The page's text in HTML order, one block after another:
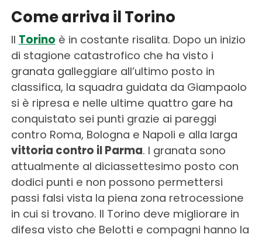
Come arriva il Torino
Il Torino è in costante risalita. Dopo un inizio
di stagione catastrofico che ha visto i
granata galleggiare all’ultimo posto in
classifica, la squadra guidata da Giampaolo
si è ripresa e nelle ultime quattro gare ha
conquistato sei punti grazie ai pareggi
contro Roma, Bologna e Napoli e alla larga
vittoria contro il Parma. I granata sono
attualmente al diciassettesimo posto con
dodici punti e non possono permettersi
passi falsi vista la piena zona retrocessione
in cui si trovano. Il Torino deve migliorare in
difesa visto che Belotti e compagni hanno la